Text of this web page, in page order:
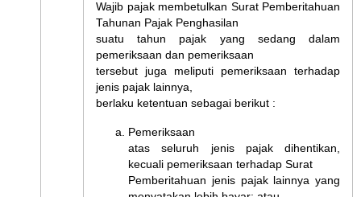
Wajib pajak membetulkan Surat Pemberitahuan
Tahunan Pajak Penghasilan
suatu tahun pajak yang sedang dalam
pemeriksaan dan pemeriksaan
tersebut juga meliputi pemeriksaan terhadap
jenis pajak lainnya,
berlaku ketentuan sebagai berikut :
Pemeriksaan
atas seluruh jenis pajak dihentikan,
kecuali pemeriksaan terhadap Surat
Pemberitahuan jenis pajak lainnya yang